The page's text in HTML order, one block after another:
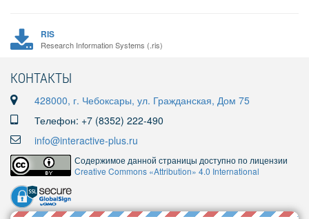
RIS
Research Information Systems (.ris)
КОНТАКТЫ
428000, г. Чебоксары, ул. Гражданская, Дом 75
Телефон: +7 (8352) 222-490
info@interactive-plus.ru
Содержимое данной страницы доступно по лицензии
Creative Commons «Attribution» 4.0 International